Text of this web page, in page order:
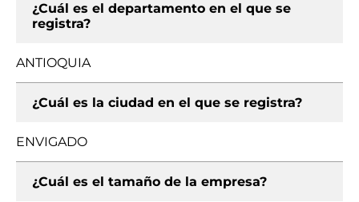
¿Cuál es el departamento en el que se
registra?
ANTIOQUIA
¿Cuál es la ciudad en el que se registra?
ENVIGADO
¿Cuál es el tamaño de la empresa?